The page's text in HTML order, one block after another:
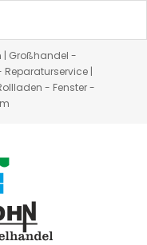
| Großhandel -
|
- Fenster -